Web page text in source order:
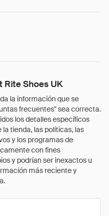
Rite Shoes UK
la información que se
frecuentes" sea correcta.
los detalles específicos
tienda, las políticas, las
y los programas de
con fines
y podrían ser inexactos u
más reciente y